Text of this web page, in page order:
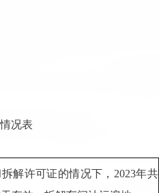
况表
解许可证的情况下，2023年共